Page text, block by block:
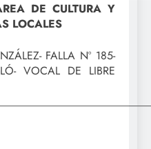
DE CULTURA Y
LOCALES
FALLA Nº 185-
VOCAL DE LIBRE